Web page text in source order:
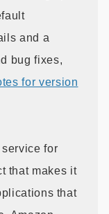
and a
bug fixes,
for version
for
that makes it
that